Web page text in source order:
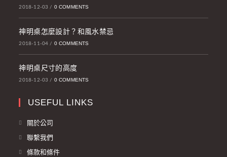
2018-12-03 / 0 COMMENTS
神明桌怎麼設計？和風水禁忌
2018-11-04 / 0 COMMENTS
神明桌尺寸的高度
2018-12-03 / 0 COMMENTS
USEFUL LINKS
關於公司
聯繫我們
條款和條件